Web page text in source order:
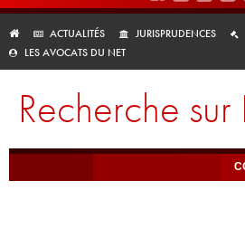
ACTUALITÉS JURISPRUDENCES
LES AVOCATS DU NET
Recherche sur